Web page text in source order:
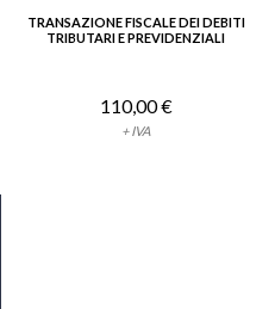
VEDI DETTAGLIO
TRANSAZIONE FISCALE DEI DEBITI
TRIBUTARI E PREVIDENZIALI
110,00 €
+ IVA